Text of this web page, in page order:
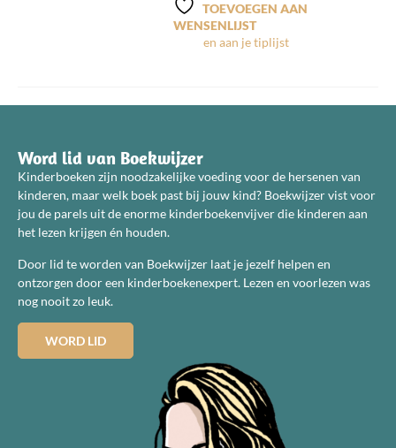
TOEVOEGEN AAN
WENSENLIJST
Word lid van Boekwijzer
Kinderboeken zijn noodzakelijke voeding voor de hersenen van
kinderen, maar welk boek past bij jouw kind? Boekwijzer vist voor
jou de parels uit de enorme kinderboekenvijver die kinderen aan
het lezen krijgen én houden.
Door lid te worden van Boekwijzer laat je jezelf helpen en
ontzorgen door een kinderboekenexpert. Lezen en voorlezen was
nog nooit zo leuk.
WORD LID